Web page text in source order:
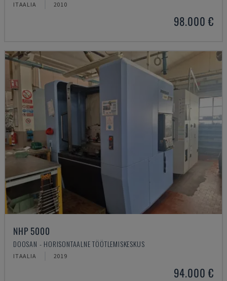
ITAALIA 2010
98.000 €
NHP 5000
DOOSAN - HORISONTAALNE TÖÖTLEMISKESKUS
ITAALIA 2019
94.000 €